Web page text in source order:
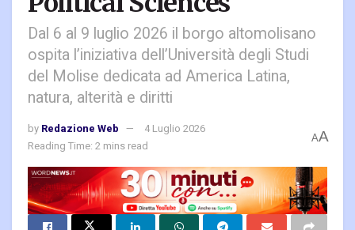
Dal 6 al 9 luglio 2026 il borgo altomolisano
ospita l’iniziativa dell’Università degli Studi
del Molise dedicata ad America Latina,
natura, alterità e diritti
by Redazione Web
4 Luglio 2026
Reading Time: 2 mins read
AA